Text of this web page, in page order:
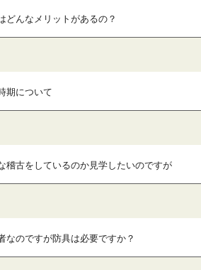
どんなメリットがあるの？
期について
稽古をしているのか見学したいのですが
なのですが防具は必要ですか？